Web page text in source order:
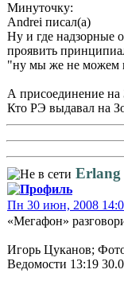
Минуточку:
Andrei писал(а)
Ну и где надзорные
проявить
"ну мы же не можем
А присоединение на
Кто РЭ выдавал на
Erlang
Пн 30 июн, 2008
«Мегафон»
Игорь Цуканов;
Ведомости 13:19